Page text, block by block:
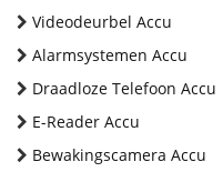
Videodeurbel Accu
Alarmsystemen Accu
Draadloze Telefoon Accu
E-Reader Accu
Bewakingscamera Accu